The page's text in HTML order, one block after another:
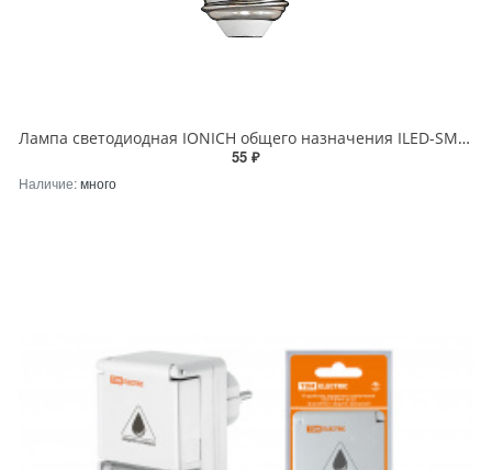
Лампа светодиодная IONICH общего назначения ILED-SMD2835-A60-11Вт-990Лм-230В-4000К-E27
55 ₽
Наличие:много